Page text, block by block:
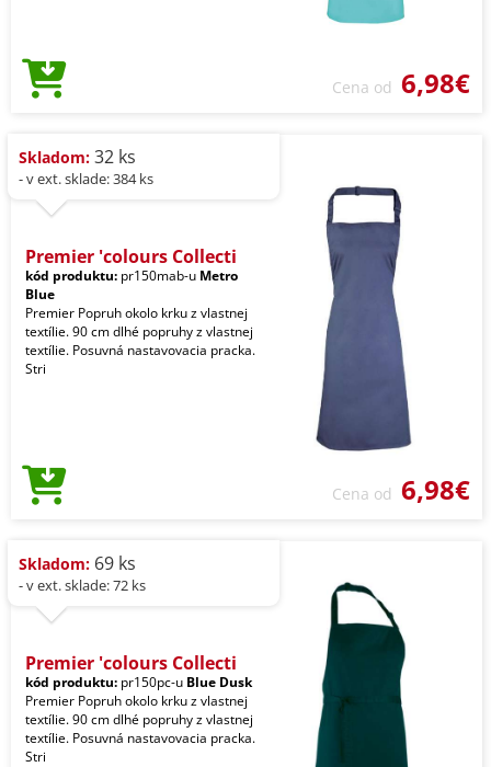
Cena od 6,98€
Skladom: 32 ks
- v ext. sklade: 384 ks
Premier 'colours Collecti
kód produktu: pr150mab-u Metro
Blue
Premier Popruh okolo krku z vlastnej
textílie. 90 cm dlhé popruhy z vlastnej
textílie. Posuvná nastavovacia pracka.
Stri
Cena od 6,98€
Skladom: 69 ks
- v ext. sklade: 72 ks
Premier 'colours Collecti
kód produktu: pr150pc-u Blue Dusk
Premier Popruh okolo krku z vlastnej
textílie. 90 cm dlhé popruhy z vlastnej
textílie. Posuvná nastavovacia pracka.
Stri